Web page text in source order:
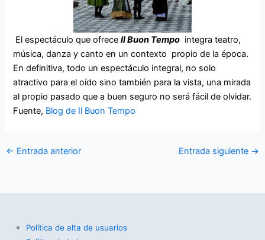
El espectáculo que ofreceIl Buon Tempo integra teatro,
música, danza y canto en un contexto propio de la época.
En definitiva, todo un espectáculo integral, no solo
atractivo para el oído sino también para la vista, una mirada
al propio pasado que a buen seguro no será fácil de olvidar.
Fuente, Blog de Il Buon Tempo
← Entrada anterior Entrada siguiente →
Política de alta de usuarios